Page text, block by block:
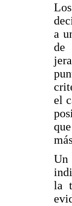
a
de
el
Un
la